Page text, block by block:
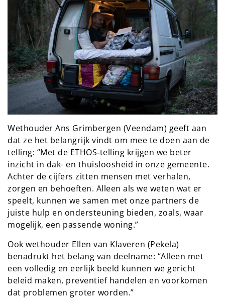
Wethouder Ans Grimbergen (Veendam) geeft aan
dat ze het belangrijk vindt om mee te doen aan de
telling: “Met de ETHOS‑telling krijgen we beter
inzicht in dak- en thuisloosheid in onze gemeente.
Achter de cijfers zitten mensen met verhalen,
zorgen en behoeften. Alleen als we weten wat er
speelt, kunnen we samen met onze partners de
juiste hulp en ondersteuning bieden, zoals, waar
mogelijk, een passende woning.”
Ook wethouder Ellen van Klaveren (Pekela)
benadrukt het belang van deelname: “Alleen met
een volledig en eerlijk beeld kunnen we gericht
beleid maken, preventief handelen en voorkomen
dat problemen groter worden.”